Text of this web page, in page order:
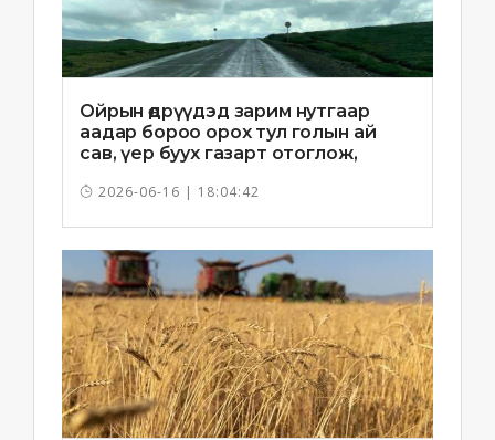
Ойрын өдрүүдэд зарим нутгаар
аадар бороо орох тул голын ай
сав, үер буух газарт отоглож,
2026-06-16 | 18:04:42